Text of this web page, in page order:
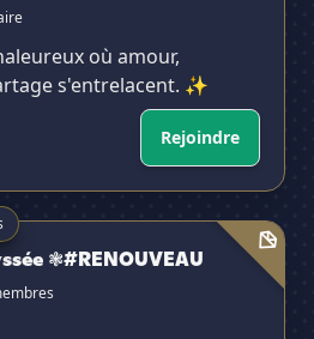
où amour,
s'entrelacent. ✨
Rejoindre
❃#RENOUVEAU